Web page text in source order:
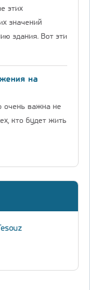
этих
значений
здания. Вот эти
на
очень важна не
кто будет жить